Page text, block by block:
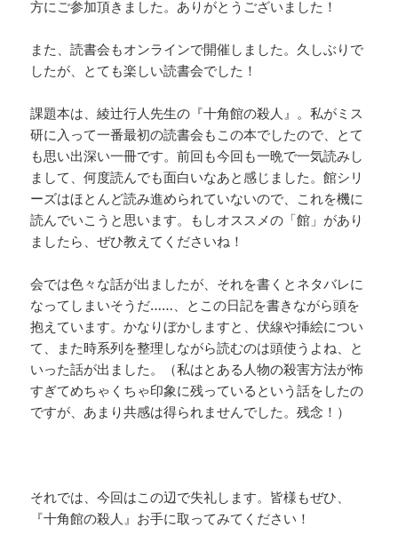
方にご参加頂きました。ありがとうございました！
また、読書会もオンラインで開催しました。久しぶりで
したが、とても楽しい読書会でした！
課題本は、綾辻行人先生の『十角館の殺人』。私がミス
研に入って一番最初の読書会もこの本でしたので、とて
も思い出深い一冊です。前回も今回も一晩で一気読みし
まして、何度読んでも面白いなあと感じました。館シリ
ーズはほとんど読み進められていないので、これを機に
読んでいこうと思います。もしオススメの「館」があり
ましたら、ぜひ教えてくださいね！
会では色々な話が出ましたが、それを書くとネタバレに
なってしまいそうだ……、とこの日記を書きながら頭を
抱えています。かなりぼかしますと、伏線や挿絵につい
て、また時系列を整理しながら読むのは頭使うよね、と
いった話が出ました。（私はとある人物の殺害方法が怖
すぎてめちゃくちゃ印象に残っているという話をしたの
ですが、あまり共感は得られませんでした。残念！）
それでは、今回はこの辺で失礼します。皆様もぜひ、
『十角館の殺人』お手に取ってみてください！